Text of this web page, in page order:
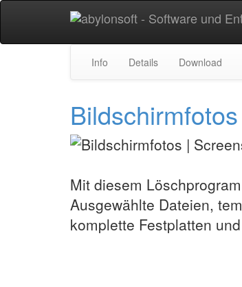
Info Details Download
Mit diesem
Ausgewählte Dateien,
komplette Festplatten